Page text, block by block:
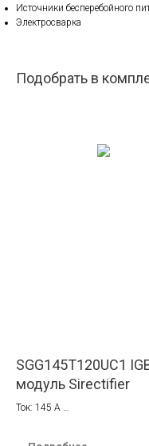
Источники бесперебойного
Электросварка
Подобрать в
SGG145T120UC1
модуль Sirectifier
Ток: 145 A